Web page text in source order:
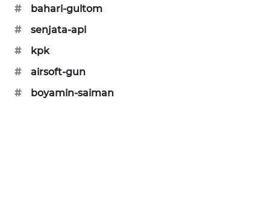
#
bahari-gultom
#
senjata-api
#
kpk
#
airsoft-gun
#
boyamin-saiman
GARONGGANG
FISUELRI